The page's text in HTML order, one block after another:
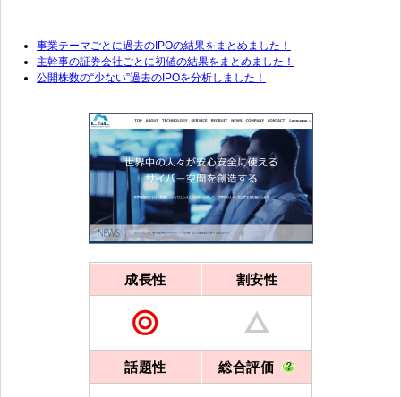
事業テーマごとに過去のIPOの結果をまとめました！
主幹事の証券会社ごとに初値の結果をまとめました！
公開株数の“少ない”過去のIPOを分析しました！
成長性 割安性
話題性 総合評価